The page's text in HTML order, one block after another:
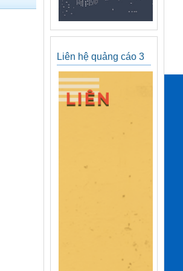
Liên hệ quảng cáo 3